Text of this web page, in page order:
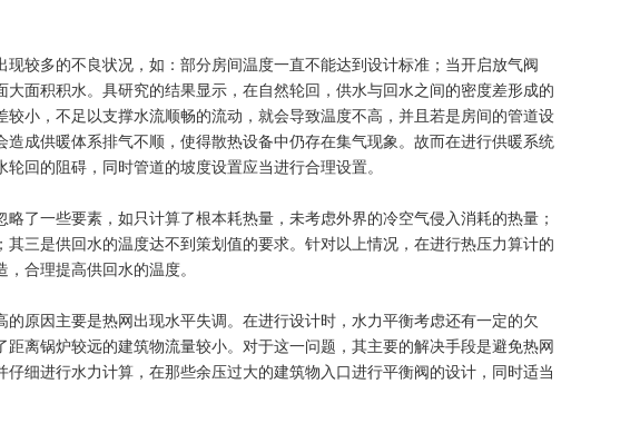
较多的不良状况，如：部分房间温度一直不能达到设计标准；当开启放气阀
面积积水。具研究的结果显示，在自然轮回，供水与回水之间的密度差形成的
小，不足以支撑水流顺畅的流动，就会导致温度不高，并且若是房间的管道设
成供暖体系排气不顺，使得散热设备中仍存在集气现象。故而在进行供暖系统
回的阻碍，同时管道的坡度设置应当进行合理设置。
了一些要素，如只计算了根本耗热量，未考虑外界的冷空气侵入消耗的热量；
三是供回水的温度达不到策划值的要求。针对以上情况，在进行热压力算计的
合理提高供回水的温度。
原因主要是热网出现水平失调。在进行设计时，水力平衡考虑还有一定的欠
离锅炉较远的建筑物流量较小。对于这一问题，其主要的解决手段是避免热网
细进行水力计算，在那些余压过大的建筑物入口进行平衡阀的设计，同时适当